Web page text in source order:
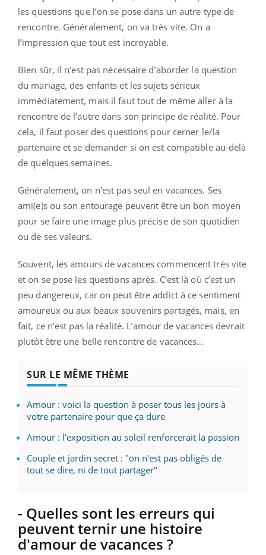
les questions que l’on se pose dans un autre type de
rencontre. Généralement, on va très vite. On a
l’impression que tout est incroyable.
Bien sûr, il n’est pas nécessaire d’aborder la question
du mariage, des enfants et les sujets sérieux
immédiatement, mais il faut tout de même aller à la
rencontre de l’autre dans son principe de réalité. Pour
cela, il faut poser des questions pour cerner le/la
partenaire et se demander si on est compatible au-delà
de quelques semaines.
Généralement, on n'est pas seul en vacances. Ses
ami(e)s ou son entourage peuvent être un bon moyen
pour se faire une image plus précise de son quotidien
ou de ses valeurs.
Souvent, les amours de vacances commencent très vite
et on se pose les questions après. C’est là où c’est un
peu dangereux, car on peut être addict à ce sentiment
amoureux ou aux beaux souvenirs partagés, mais, en
fait, ce n’est pas la réalité. L’amour de vacances devrait
plutôt être une belle rencontre de vacances…
SUR LE MÊME THÈME
Amour : voici la question à poser tous les jours à
votre partenaire pour que ça dure
Amour : l’exposition au soleil renforcerait la passion
Couple et jardin secret : "on n'est pas obligés de
tout se dire, ni de tout partager"
- Quelles sont les erreurs qui
peuvent ternir une histoire
d'amour de vacances ?